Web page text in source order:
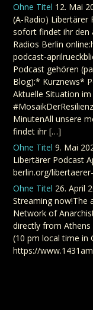
Ohne Titel 12. Mai
(A-Radio) Libertärer
sofort findet ihr den
Radios Berlin
podcast-
Podcast gehören
Blog):* Kurznews*
Aktuelle Situation
MinutenAll unsere
findet ihr […]
Ohne Titel 9. Mai
Libertärer Podcast
berlin.org/
Ohne Titel 26. April
Streaming now!The
Network of
directly from Athens
(10 pm local time in
https://